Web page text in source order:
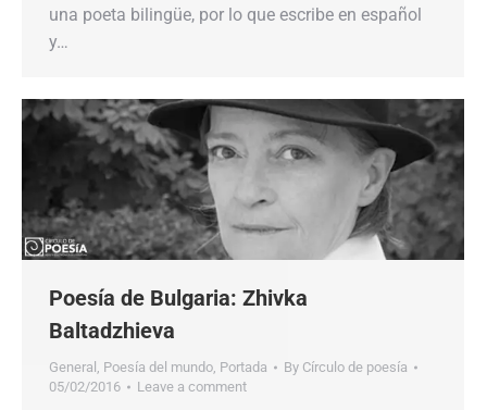
una poeta bilingüe, por lo que escribe en español
y…
Poesía de Bulgaria: Zhivka
Baltadzhieva
General , Poesía del mundo, Portada By Círculo de poesía
05/02/2016
Leave a comment